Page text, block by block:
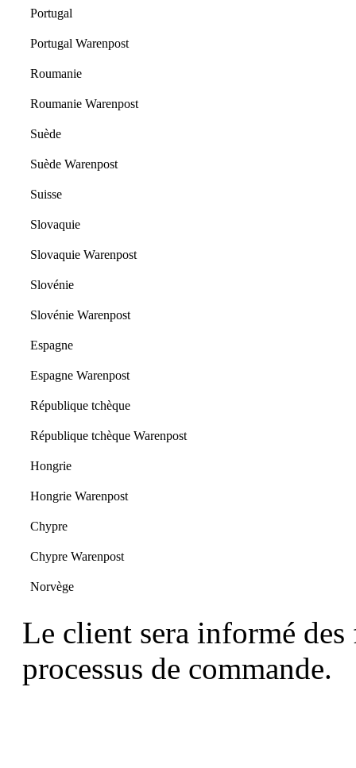
Portugal
Portugal Warenpost
Roumanie
Roumanie Warenpost
Suède
Suède Warenpost
Suisse
Slovaquie
Slovaquie Warenpost
Slovénie
Slovénie Warenpost
Espagne
Espagne Warenpost
République tchèque
République tchèque Warenpost
Hongrie
Hongrie Warenpost
Chypre
Chypre Warenpost
Norvège
Le client sera informé
processus de commande.